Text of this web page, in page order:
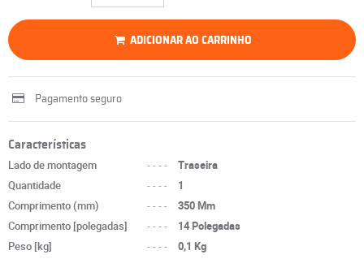
ADICIONAR AO CARRINHO
Pagamento seguro
Características
Lado de montagem ----
Traseira
Quantidade
----
1
Comprimento (mm)
----
350 Mm
Comprimento [polegadas]
----
14 Polegadas
Peso [kg]
---- 0,1 Kg